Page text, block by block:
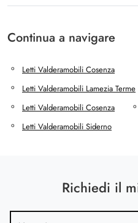
Continua a navigare
Letti Valderamobili Cosenza
Letti Valderamobili Lamezia Terme
Letti Valderamobili Cosenza
Letti Valderamobili Siderno
Richiedi il